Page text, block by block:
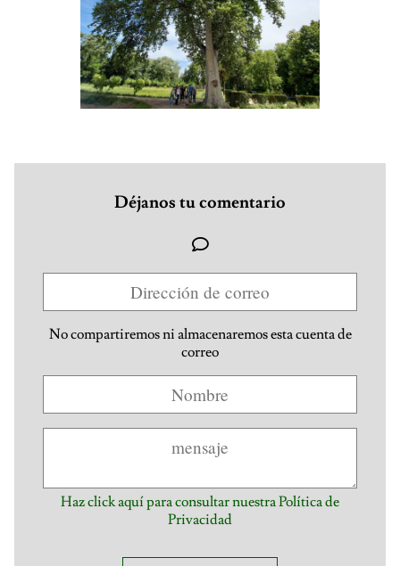
Déjanos tu comentario
No compartiremos ni almacenaremos esta cuenta de
correo
Haz click aquí para consultar nuestra Política de
Privacidad